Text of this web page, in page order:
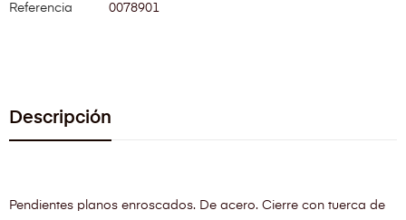
Referencia
0078901
Descripción
Pendientes planos enroscados. De acero. Cierre con tuerca de